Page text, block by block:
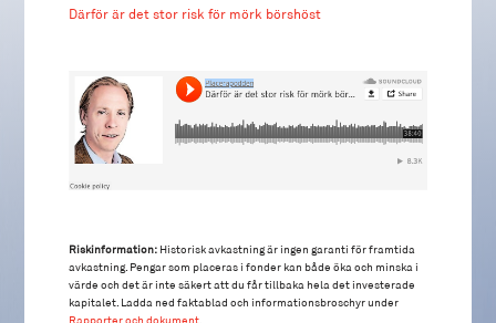
Därför är det stor risk för mörk börshöst
Riskinformation: Historisk avkastning är ingen garanti för framtida
avkastning. Pengar som placeras i fonder kan både öka och minska i
värde och det är inte säkert att du får tillbaka hela det investerade
kapitalet. Ladda ned faktablad och informationsbroschyr under
Rapporter och dokument